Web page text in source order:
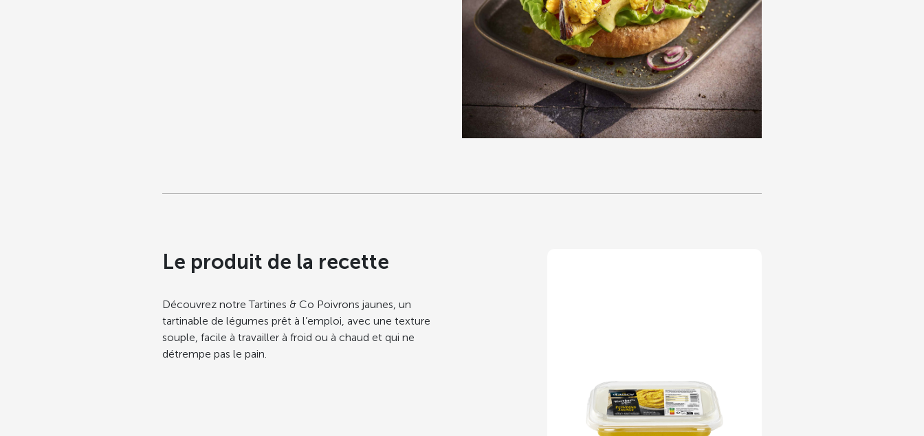
Le produit de la recette
Découvrez notre Tartines & Co Poivrons jaunes, un
tartinable de légumes prêt à l’emploi, avec une texture
souple, facile à travailler à froid ou à chaud et qui ne
détrempe pas le pain.